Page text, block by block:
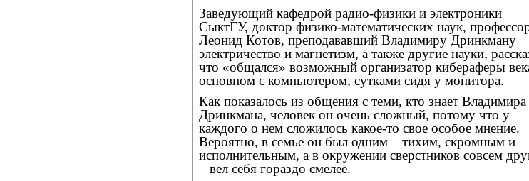
Заведующий кафедрой радио-физики и электроники
СыктГУ, доктор физико-математических наук,
Леонид Котов, преподававший Владимиру Дринкману
электричество и магнетизм, а также другие науки,
что «общался» возможный организатор кибераферы
основном с компьютером, сутками сидя у монитора.
Как показалось из общения с теми, кто знает Владимира
Дринкмана, человек он очень сложный, потому что у
каждого о нем сложилось какое-то свое особое мнение.
Вероятно, в семье он был одним – тихим, скромным и
исполнительным, а в окружении сверстников совсем
– вел себя гораздо смелее.